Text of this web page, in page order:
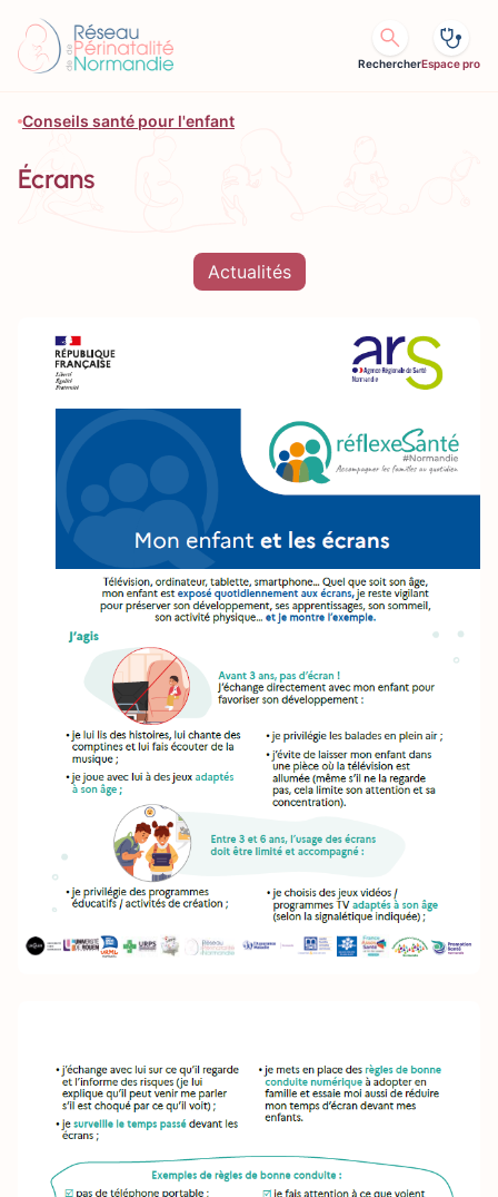
RechercherEspace pro
Conseils santé pour l'enfant
Écrans
Actualités